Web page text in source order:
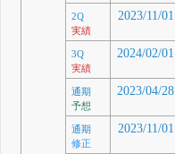
2Q
実績
2023/11/01
3Q
実績
2024/02/01
通期
予想
2023/04/28
通期
修正
2023/11/01